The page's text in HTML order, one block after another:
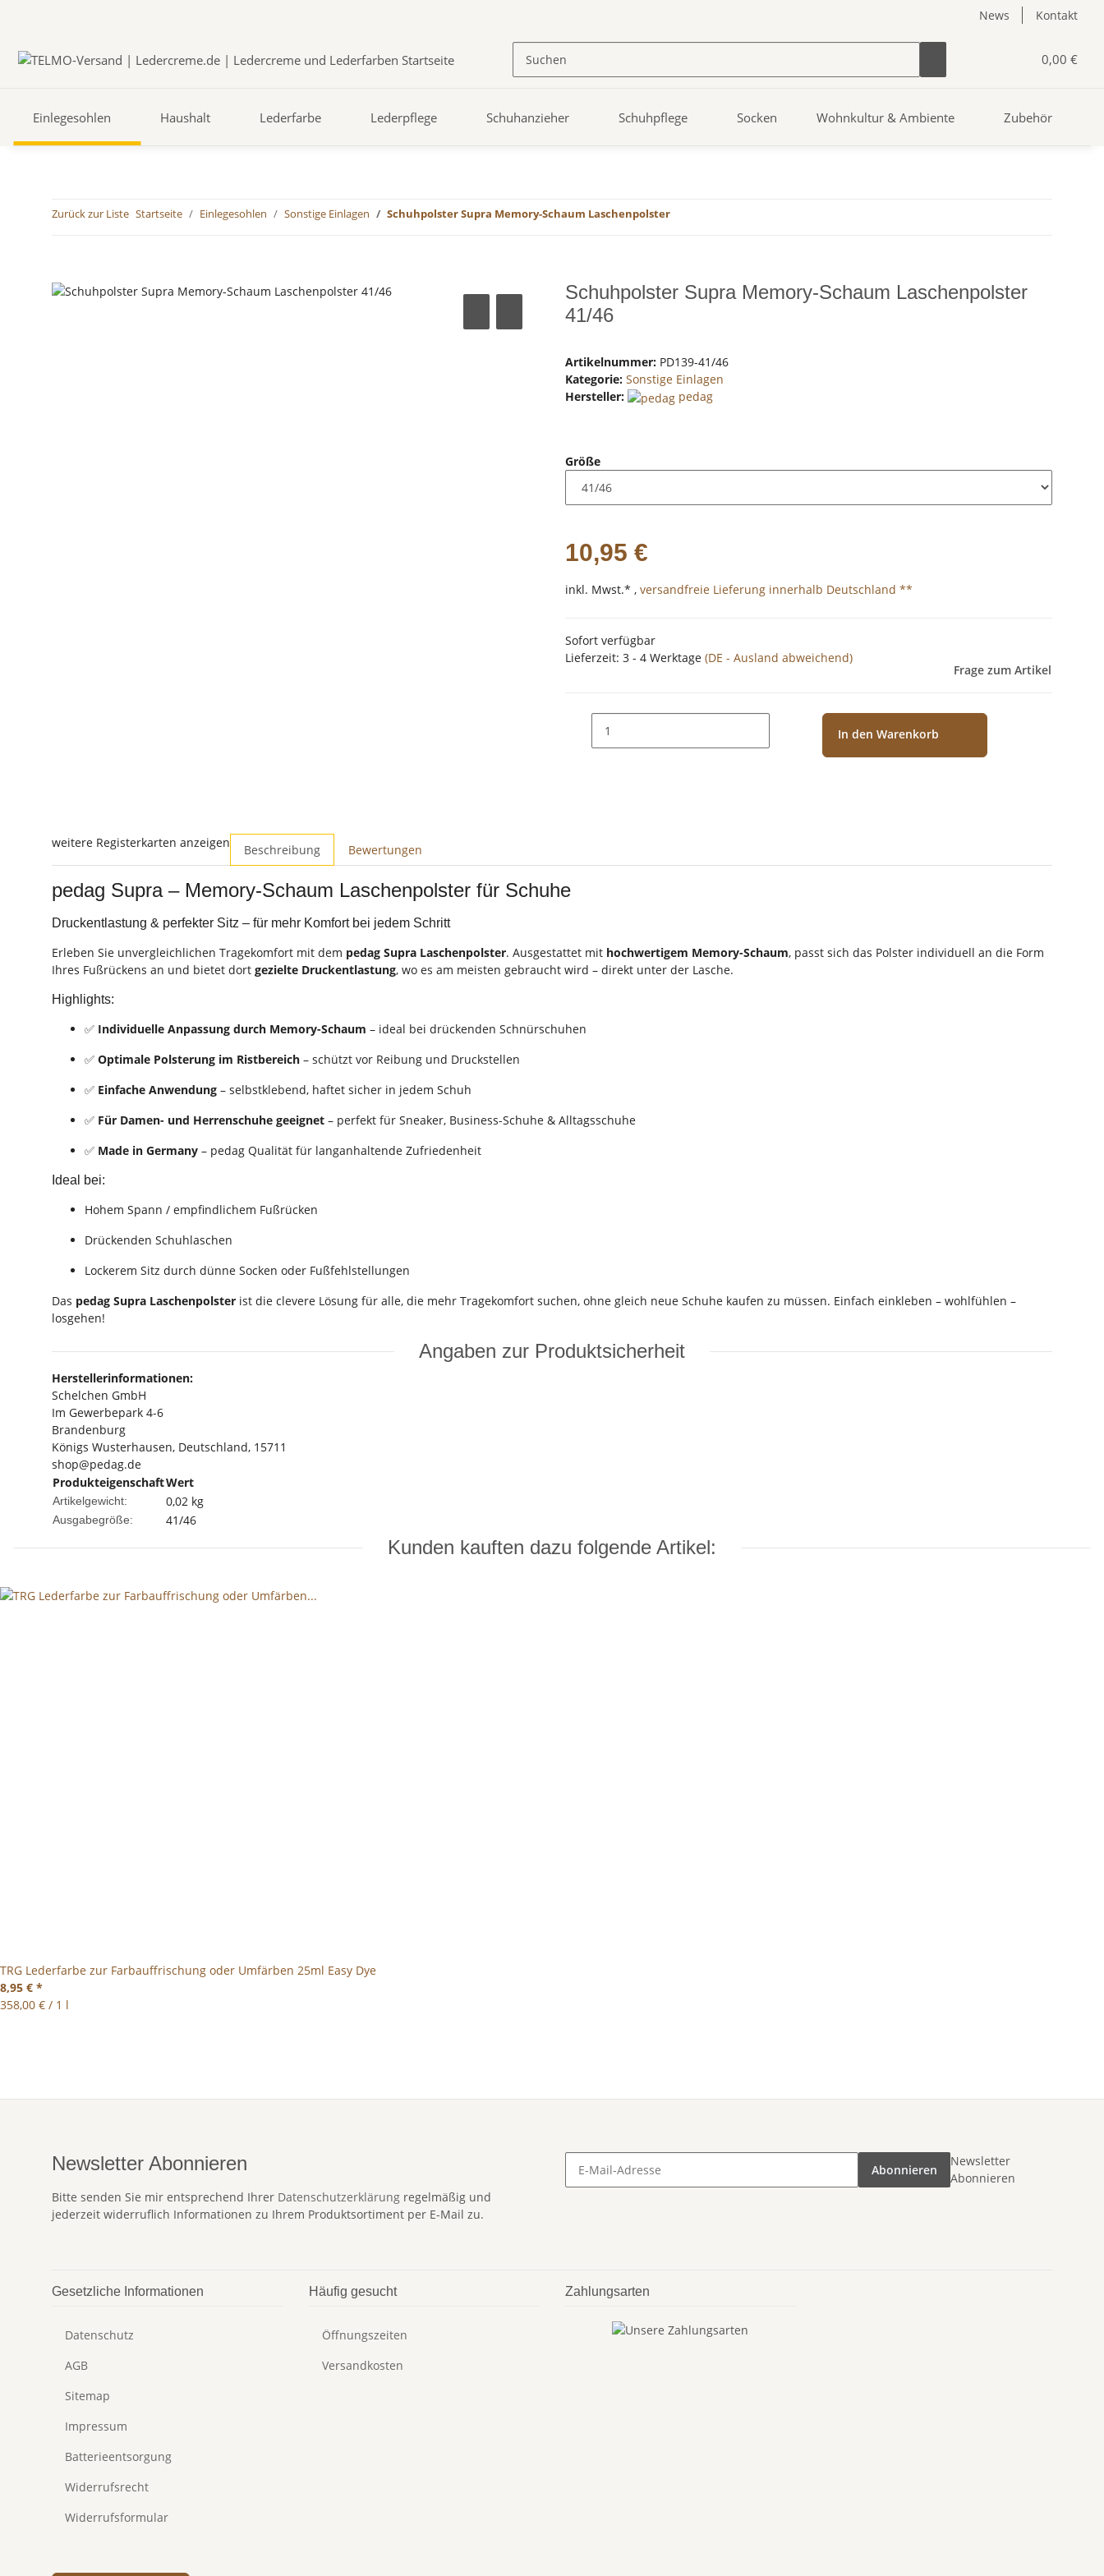
News Kontakt
0,00 €
Einlegesohlen Haushalt Lederfarbe Lederpflege Schuhanzieher Schuhpflege Socken Wohnkultur & Ambiente Zubehör
Zurück zur Liste Startseite Einlegesohlen Sonstige Einlagen Schuhpolster Supra Memory-Schaum Laschenpolster
Schuhpolster Supra Memory-Schaum Laschenpolster
41/46
Artikelnummer: PD139-41/46
Kategorie: Sonstige Einlagen
Hersteller:
pedag
Größe
10,95 €
inkl. Mwst.* , versandfreie Lieferung innerhalb Deutschland **
Sofort verfügbar
Lieferzeit: 3 - 4 Werktage (DE - Ausland abweichend)
Frage zum Artikel
In den Warenkorb
weitere Registerkarten anzeigen Beschreibung Bewertungen
pedag Supra – Memory-Schaum Laschenpolster für Schuhe
Druckentlastung & perfekter Sitz – für mehr Komfort bei jedem Schritt
Erleben Sie unvergleichlichen Tragekomfort mit dem pedag Supra Laschenpolster. Ausgestattet mit hochwertigem Memory-Schaum, passt sich das Polster individuell an die Form
Ihres Fußrückens an und bietet dort gezielte Druckentlastung, wo es am meisten gebraucht wird – direkt unter der Lasche.
Highlights:
✅ Individuelle Anpassung durch Memory-Schaum – ideal bei drückenden Schnürschuhen
✅ Optimale Polsterung im Ristbereich – schützt vor Reibung und Druckstellen
✅ Einfache Anwendung – selbstklebend, haftet sicher in jedem Schuh
✅ Für Damen- und Herrenschuhe geeignet – perfekt für Sneaker, Business-Schuhe & Alltagsschuhe
✅ Made in Germany – pedag Qualität für langanhaltende Zufriedenheit
Ideal bei:
Hohem Spann / empfindlichem Fußrücken
Drückenden Schuhlaschen
Lockerem Sitz durch dünne Socken oder Fußfehlstellungen
Das pedag Supra Laschenpolster ist die clevere Lösung für alle, die mehr Tragekomfort suchen, ohne gleich neue Schuhe kaufen zu müssen. Einfach einkleben – wohlfühlen –
losgehen!
Angaben zur Produktsicherheit
Herstellerinformationen:
Schelchen GmbH
Im Gewerbepark 4-6
Brandenburg
Königs Wusterhausen, Deutschland, 15711
shop@pedag.de
ProdukteigenschaftWert
Artikelgewicht: 0,02 kg
Ausgabegröße: 41/46
Kunden kauften dazu folgende Artikel:
TRG Lederfarbe zur Farbauffrischung oder Umfärben 25ml Easy Dye
8,95 € *
358,00 € / 1 l
Newsletter Abonnieren
Bitte senden Sie mir entsprechend Ihrer Datenschutzerklärung regelmäßig und
jederzeit widerruflich Informationen zu Ihrem Produktsortiment per E-Mail zu.
Abonnieren
Newsletter
Abonnieren
Gesetzliche Informationen
Datenschutz
AGB
Sitemap
Impressum
Batterieentsorgung
Widerrufsrecht
Widerrufsformular
Häufig gesucht
Öffnungszeiten
Versandkosten
Zahlungsarten